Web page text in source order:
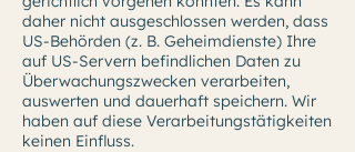
daher nicht ausgeschlossen werden, dass
US-Behörden (z. B. Geheimdienste) Ihre
auf US-Servern befindlichen Daten zu
Überwachungszwecken verarbeiten,
auswerten und dauerhaft speichern. Wir
haben auf diese Verarbeitungstätigkeiten
keinen Einfluss.